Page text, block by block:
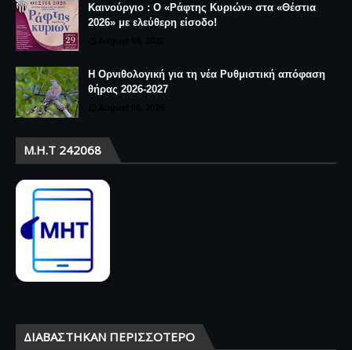
Καινούργιο : Ο «Ράφτης Κυριών» στα «Θέστια
2026» με ελεύθερη είσοδο!
Η Ορνιθολογική για τη νέα Ρυθμιστική απόφαση
θήρας 2026-2027
Μ.Η.Τ 242068
ΔΙΑΒΆΣΤΗΚΑΝ ΠΕΡΙΣΣΌΤΕΡΟ